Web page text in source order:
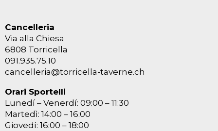
Cancelleria
Via alla Chiesa
6808 Torricella
091.935.75.10
cancelleria@torricella-taverne.ch
Orari Sportelli
Lunedí – Venerdí: 09:00 – 11:30
Martedì: 14:00 – 16:00
Giovedí: 16:00 – 18:00